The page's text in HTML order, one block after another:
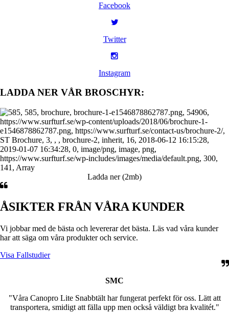
Facebook
Twitter
Instagram
LADDA NER VÅR BROSCHYR:
Ladda ner (2mb)
ÅSIKTER FRÅN VÅRA KUNDER
Vi jobbar med de bästa och levererar det bästa. Läs vad våra kunder
har att säga om våra produkter och service.
Visa Fallstudier
SMC
"Våra Canopro Lite Snabbtält har fungerat perfekt för oss. Lätt att
transportera, smidigt att fälla upp men också väldigt bra kvalitét."